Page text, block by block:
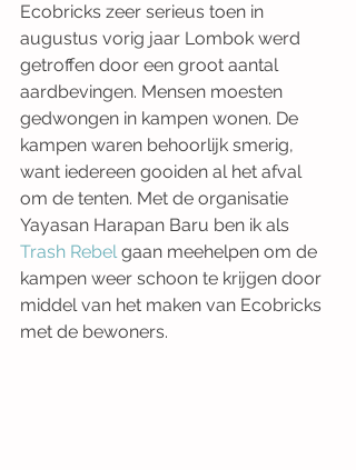
Ecobricks zeer serieus toen in
augustus vorig jaar Lombok werd
getroffen door een groot aantal
aardbevingen. Mensen moesten
gedwongen in kampen wonen. De
kampen waren behoorlijk smerig,
want iedereen gooiden al het afval
om de tenten. Met de organisatie
Yayasan Harapan Baru ben ik als
Trash Rebel gaan meehelpen om de
kampen weer schoon te krijgen door
middel van het maken van Ecobricks
met de bewoners.